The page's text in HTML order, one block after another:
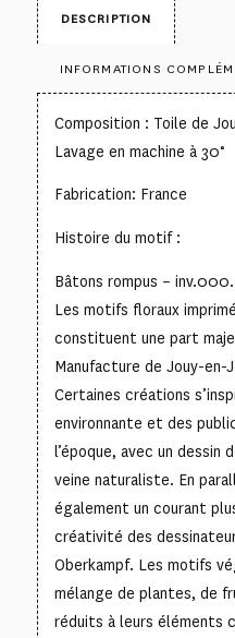
DESCRIPTION
INFORMATIONS
Composition : Toile de
Lavage en machine à 30°
Fabrication: France
Histoire du motif :
Bâtons rompus –
Les motifs floraux
constituent une part
Manufacture de Jouy-en-
Certaines créations
environnante et des
l’époque, avec un dessin
veine naturaliste. En
également un courant
créativité des
Oberkampf. Les motifs
mélange de plantes, de
réduits à leurs